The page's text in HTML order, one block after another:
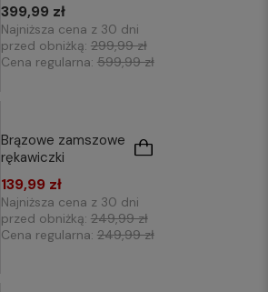
399,99 zł
Najniższa cena z 30 dni
przed obniżką: 299,99 zł
Cena regularna: 599,99 zł
Brązowe zamszowe
rękawiczki
139,99 zł
Najniższa cena z 30 dni
przed obniżką: 249,99 zł
Cena regularna: 249,99 zł